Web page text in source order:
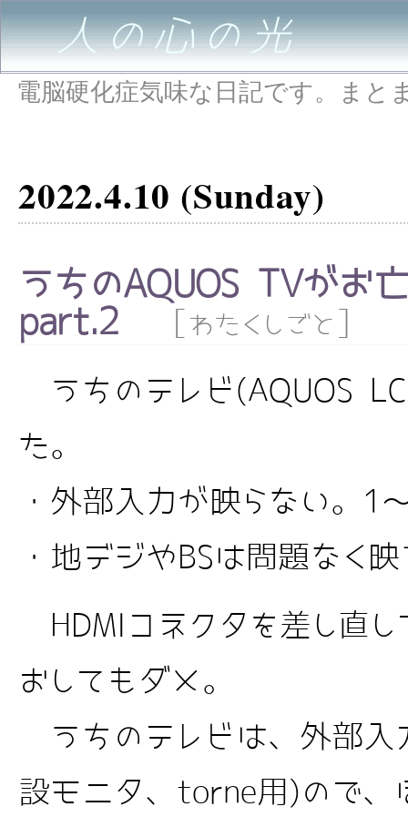
人の心の光
電脳硬化症気味な日記です。まと
2022.4.10 (Sunday)
うちのAQUOS TVがお
part.2
わたくしごと
うちのテレビ(AQUOS
た。
・外部入力が映らない。1
・地デジやBSは問題なく
HDMIコネクタを差し直
おしてもダメ。
うちのテレビは、外部入
設モニタ、torne用)ので、